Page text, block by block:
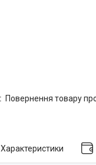
повернення товару
Характеристики